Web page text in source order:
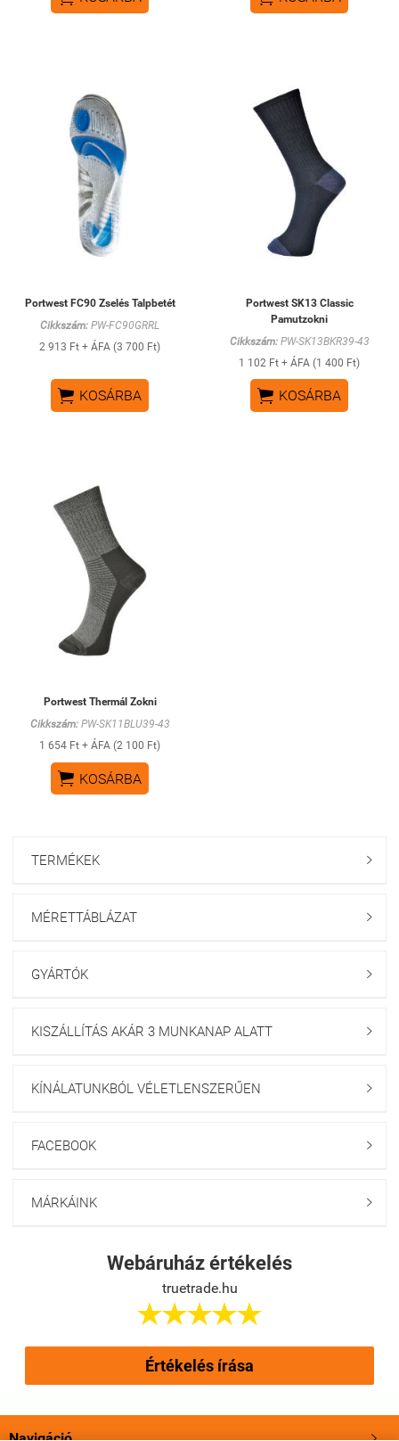
Portwest FC90 Zselés Talpbetét
Cikkszám: PW-FC90GRRL
2 913 Ft + ÁFA (3 700 Ft)
 KOSÁRBA
Portwest SK13 Classic
Pamutzokni
Cikkszám:PW-SK13BKR39-43
1 102 Ft + ÁFA (1 400 Ft)
 KOSÁRBA
Portwest Thermál Zokni
Cikkszám:PW-SK11BLU39-43
1 654 Ft + ÁFA (2 100 Ft)
 KOSÁRBA
TERMÉKEK 
MÉRETTÁBLÁZAT 
GYÁRTÓK 
KISZÁLLÍTÁS AKÁR 3 MUNKANAP ALATT 
KÍNÁLATUNKBÓL VÉLETLENSZERŰEN 
FACEBOOK 
MÁRKÁINK 
Webáruház értékelés
truetrade.hu

Értékelés írása